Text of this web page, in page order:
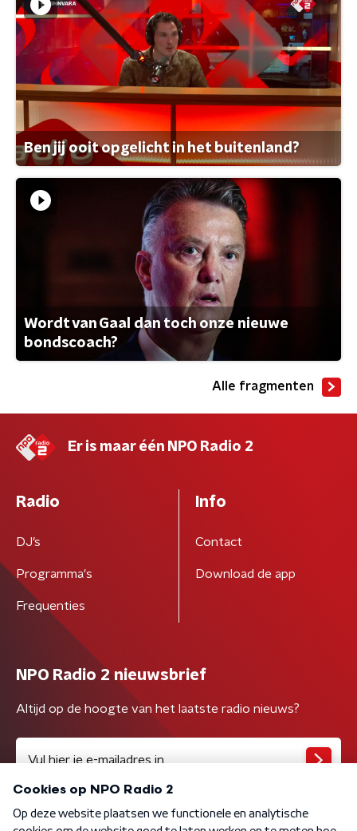
Ben jij ooit opgelicht in het buitenland?
Wordt van Gaal dan toch onze nieuwe
bondscoach?
Alle fragmenten
Er is maar één NPO Radio 2
Radio
DJ’s
Programma's
Frequenties
Info
Contact
Download de app
NPO Radio 2 nieuwsbrief
Altijd op de hoogte van het laatste radio nieuws?